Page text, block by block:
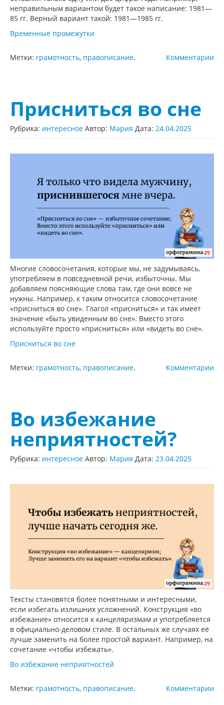
неправильным вариантом будет такое написание: 1981—
85 гг. Верный вариант такой: 1981—1985 гг.
Временные промежутки
Комментарии
Метки: грамотность, правописание.
Присниться во сне
Рубрика: интересное Автор: Мария Дата: 24.04.2025
Многие словосочетания, которые мы, не задумываясь,
употребляем в повседневной речи, избыточны. Мы
добавляем поясняющие слова там, где они вовсе не
нужны. Например, к таким относится словосочетание
«присниться во сне». Глагол «присниться» и так имеет
значение «быть увиденным во сне». Вместо этого
используйте просто «присниться» или «видеть во сне».
Присниться во сне
Комментарии
Метки: грамотность, правописание.
Во избежание
неприятностей?
Рубрика: интересное Автор: Мария Дата: 23.04.2025
Тексты становятся более понятными и интересными,
если избегать излишних усложнений. Конструкция «во
избежание» относится к канцеляризмам и употребляется
в официально-деловом стиле. В остальных же случаях её
лучше заменить на более простой вариант. Например, на
сочетание «чтобы избежать».
Во избежание неприятностей
Комментарии
Метки: грамотность, правописание.